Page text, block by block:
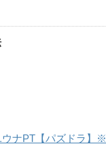
ウナPT【パズドラ】※